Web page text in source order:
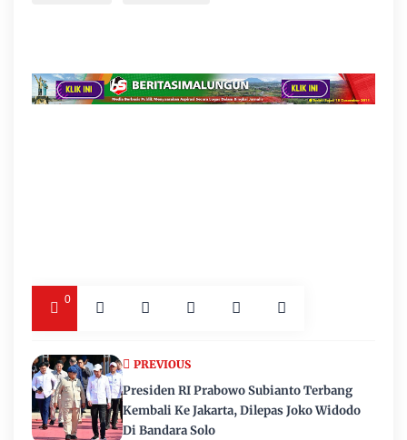
0
PREVIOUS
Presiden RI Prabowo Subianto Terbang
Kembali Ke Jakarta, Dilepas Joko Widodo
Di Bandara Solo